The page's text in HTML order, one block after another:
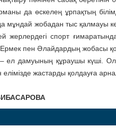
да өскелең ұрпақтың
мұндай жобадан тыс қалмауы
жерлердегі спорт
пен Әлайдардың жобасы
ел дамуының құ­рау­шы күші.
жастарды қолдау­ға